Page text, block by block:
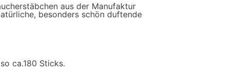
aus der Manufaktur
besonders schön duftende
ca.180 Sticks.